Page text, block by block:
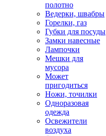
полотно
Ведерки, швабры
Горелки, газ
Губки для посуды
Замки навесные
Лампочки
Мешки для
мусора
Может
пригодиться
Ножи, точилки
Одноразовая
одежда
Освежители
воздуха